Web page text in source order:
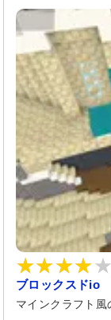
ブロックスドio
マインクラフト風